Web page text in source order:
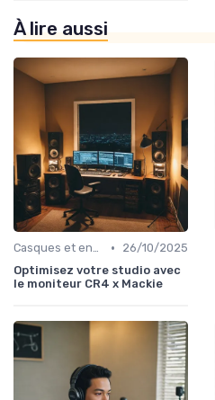
À lire aussi
Casques et enceintes de monitoring •
26/10/2025
Optimisez votre studio avec
le moniteur CR4 x Mackie